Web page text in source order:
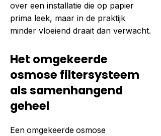
over een installatie die op papier
prima leek, maar in de praktijk
minder vloeiend draait dan verwacht.
Het omgekeerde
osmose filtersysteem
als samenhangend
geheel
Een omgekeerde osmose